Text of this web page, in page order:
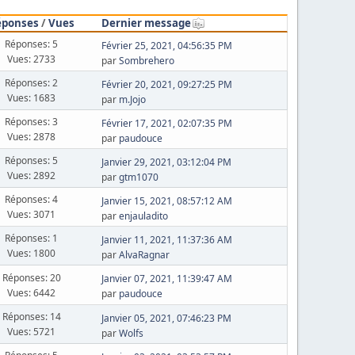
/Vues Dernier message
Réponses: 5
Vues: 2733
Février 25, 2021, 04:56:35 PM
parSombrehero
Réponses: 2
Vues: 1683
Février 20, 2021, 09:27:25 PM
par m.Jojo
Réponses: 3
Vues: 2878
Février 17, 2021, 02:07:35 PM
par paudouce
Réponses: 5
Vues: 2892
Janvier 29, 2021, 03:12:04 PM
pargtm1070
Réponses: 4
Vues: 3071
Janvier 15, 2021, 08:57:12 AM
parenjauladito
Réponses: 1
Vues: 1800
Janvier 11, 2021, 11:37:36 AM
parAlvaRagnar
Réponses: 20
Vues: 6442
Janvier 07, 2021, 11:39:47 AM
par paudouce
Réponses: 14
Vues: 5721
Janvier 05, 2021, 07:46:23 PM
parWolfs